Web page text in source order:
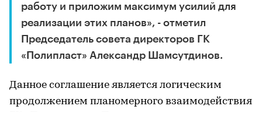
работу и приложим максимум усилий для
реализации этих планов», - отметил
Председатель совета директоров ГК
«Полипласт» Александр Шамсутдинов.
Данное соглашение является логическим
продолжением планомерного взаимодействия